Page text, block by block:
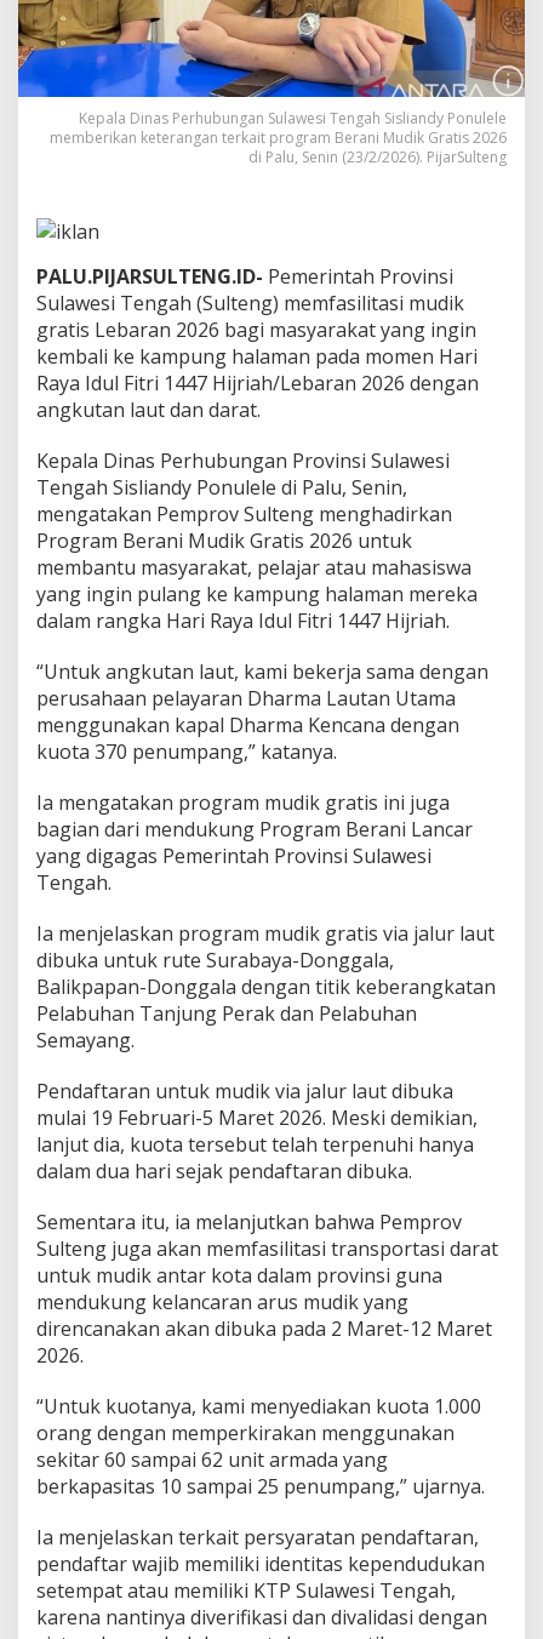
t
a
i
M
u
a
t
i
s
d
e
n
a
n
A
n
g
k
u
t
a
L
a
u
t
d
n
D
a
r
Kepala Dinas Perhubungan Sulawesi Tengah Sisliandy Ponulele
memberikan keterangan terkait program Berani Mudik Gratis 2026
di Palu, Senin (23/2/2026). PijarSulteng
PALU.PIJARSULTENG.ID- Pemerintah Provinsi
Sulawesi Tengah (Sulteng) memfasilitasi mudik
gratis Lebaran 2026 bagi masyarakat yang ingin
kembali ke kampung halaman pada momen Hari
Raya Idul Fitri 1447 Hijriah/Lebaran 2026 dengan
angkutan laut dan darat.
Kepala Dinas Perhubungan Provinsi Sulawesi
Tengah Sisliandy Ponulele di Palu, Senin,
mengatakan Pemprov Sulteng menghadirkan
Program Berani Mudik Gratis 2026 untuk
membantu masyarakat, pelajar atau mahasiswa
yang ingin pulang ke kampung halaman mereka
dalam rangka Hari Raya Idul Fitri 1447 Hijriah.
“Untuk angkutan laut, kami bekerja sama dengan
perusahaan pelayaran Dharma Lautan Utama
menggunakan kapal Dharma Kencana dengan
kuota 370 penumpang,” katanya.
Ia mengatakan program mudik gratis ini juga
bagian dari mendukung Program Berani Lancar
yang digagas Pemerintah Provinsi Sulawesi
Tengah.
Ia menjelaskan program mudik gratis via jalur laut
dibuka untuk rute Surabaya-Donggala,
Balikpapan-Donggala dengan titik keberangkatan
Pelabuhan Tanjung Perak dan Pelabuhan
Semayang.
Pendaftaran untuk mudik via jalur laut dibuka
mulai 19 Februari-5 Maret 2026. Meski demikian,
lanjut dia, kuota tersebut telah terpenuhi hanya
dalam dua hari sejak pendaftaran dibuka.
Sementara itu, ia melanjutkan bahwa Pemprov
Sulteng juga akan memfasilitasi transportasi darat
untuk mudik antar kota dalam provinsi guna
mendukung kelancaran arus mudik yang
direncanakan akan dibuka pada 2 Maret-12 Maret
2026.
“Untuk kuotanya, kami menyediakan kuota 1.000
orang dengan memperkirakan menggunakan
sekitar 60 sampai 62 unit armada yang
berkapasitas 10 sampai 25 penumpang,” ujarnya.
Ia menjelaskan terkait persyaratan pendaftaran,
pendaftar wajib memiliki identitas kependudukan
setempat atau memiliki KTP Sulawesi Tengah,
karena nantinya diverifikasi dan divalidasi dengan